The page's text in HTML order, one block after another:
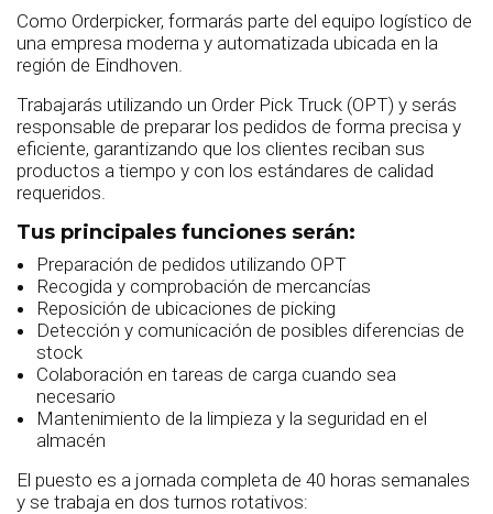
Como Orderpicker, formarás parte del equipo logístico de
una empresa moderna y automatizada ubicada en la
región de Eindhoven.
Trabajarás utilizando un Order Pick Truck (OPT) y serás
responsable de preparar los pedidos de forma precisa y
eficiente, garantizando que los clientes reciban sus
productos a tiempo y con los estándares de calidad
requeridos.
Tus principales funciones serán:
Preparación de pedidos utilizando OPT
Recogida y comprobación de mercancías
Reposición de ubicaciones de picking
Detección y comunicación de posibles diferencias de
stock
Colaboración en tareas de carga cuando sea
necesario
Mantenimiento de la limpieza y la seguridad en el
almacén
El puesto es a jornada completa de 40 horas semanales
y se trabaja en dos turnos rotativos: